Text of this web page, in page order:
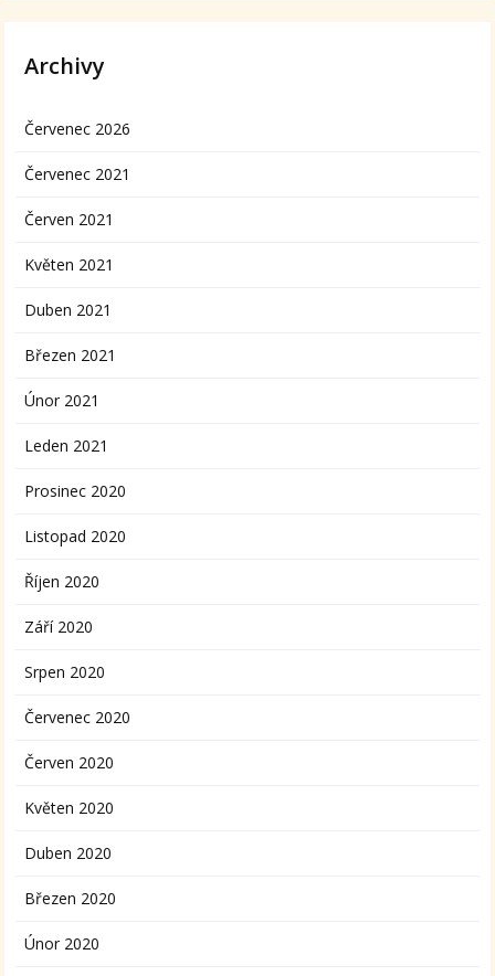
Archivy
Červenec 2026
Červenec 2021
Červen 2021
Květen 2021
Duben 2021
Březen 2021
Únor 2021
Leden 2021
Prosinec 2020
Listopad 2020
Říjen 2020
Září 2020
Srpen 2020
Červenec 2020
Červen 2020
Květen 2020
Duben 2020
Březen 2020
Únor 2020